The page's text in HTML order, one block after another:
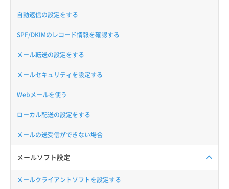
自動返信の設定をする
SPF/DKIMのレコード情報を確認する
メール転送の設定をする
メールセキュリティを設定する
Webメールを使う
ローカル配送の設定をする
メールの送受信ができない場合
メールソフト設定
メールクライアントソフトを設定する